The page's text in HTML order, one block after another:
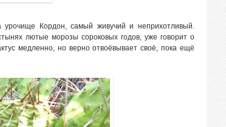
Кордон, самый живучий и неприхотливый.
лютые морозы сороковых годов, уже говорит о
медленно, но верно отвоёвывает своё, пока ещё